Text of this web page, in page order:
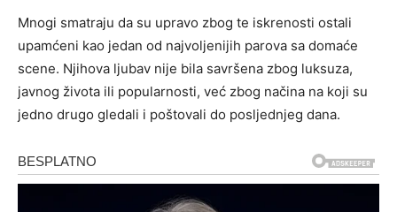
Mnogi smatraju da su upravo zbog te iskrenosti ostali
upamćeni kao jedan od najvoljenijih parova sa domaće
scene. Njihova ljubav nije bila savršena zbog luksuza,
javnog života ili popularnosti, već zbog načina na koji su
jedno drugo gledali i poštovali do posljednjeg dana.